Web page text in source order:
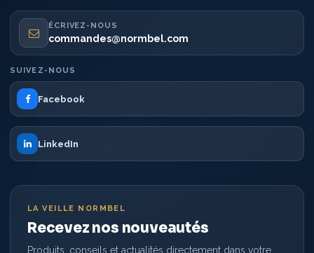
ÉCRIVEZ-NOUS
commandes@normbel.com
SUIVEZ-NOUS
Facebook
LinkedIn
LA VEILLE NORMBEL
Recevez nos nouveautés
Produits, conseils et actualités directement dans votre